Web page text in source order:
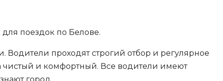
поездок по Белове.
проходят строгий отбор и регулярное
чистый и комфортный. Все водители имеют